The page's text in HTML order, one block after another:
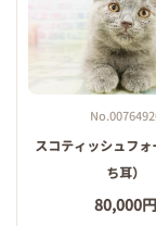
スコティッシュフォ
ち耳）
80,000円